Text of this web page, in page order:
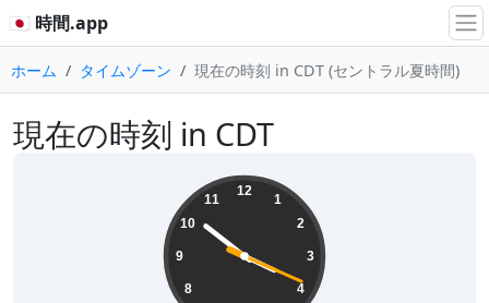
🇯🇵 時間.app
ホーム タイムゾーン 現在の時刻 in CDT (セントラル夏時間)
現在の時刻 in CDT
12
1
2
3
4
8
9
10
11